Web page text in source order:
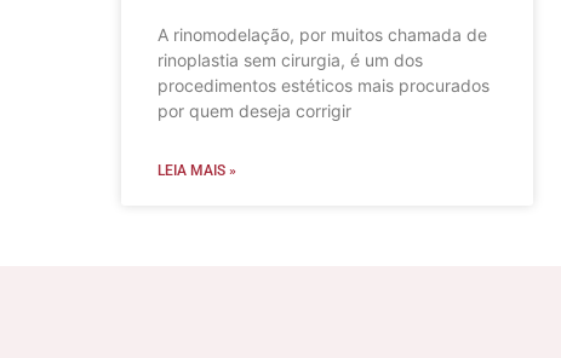
A rinomodelação, por muitos chamada de
rinoplastia sem cirurgia, é um dos
procedimentos estéticos mais procurados
por quem deseja corrigir
LEIA MAIS »